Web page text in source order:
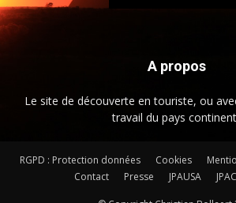
A propos
Le site de découverte en touriste, ou
travail du pays
RGPD : Protection données Cookies
Contact
Presse JPAUSA JPAC